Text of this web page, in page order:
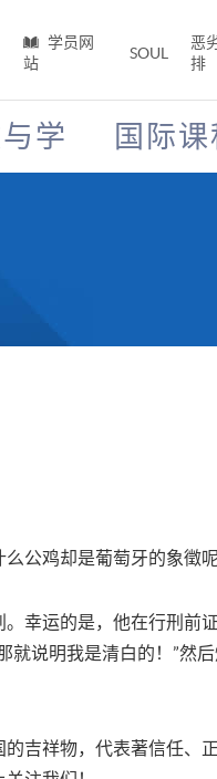
学员网
站
SOUL
恶
排
学 国际课
公鸡却是葡萄牙的象徵呢
幸运的是，他在行刑前
就说明我是清白的！”然
吉祥物，代表著信任、